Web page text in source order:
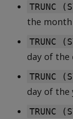
TRUNC
the
TRUNC
day of
TRUNC
day of the
TRUNC